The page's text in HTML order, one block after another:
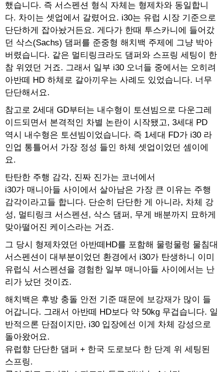
했습니다. 즉 서스펜션 형식 자체는 형제차와 동일합니
다. 차이는 셋업에서 갈렸어요. i30는 유럽 시장 기준으로
단단하게 잡아놨거든요. 게다가 한때 투스카니에 들어갔
던 삭스(Sachs) 댐퍼를 준중형 해치백 주제에 그냥 박아
버렸습니다. 같은 멀티링크라도 댐퍼와 스프링 세팅이 한
참 위였던 거죠. 그래서 일부 i30 오너들 중에서는 오히려
아반떼 HD 하체로 갈아끼우는 사례도 있었습니다. 너무
단단해서요.
참고로 2세대 GD부터는 내수형이 토션빔으로 다운그레
이드되면서 본격적인 차별 논란이 시작됐고, 3세대 PD
역시 내수형은 토션빔이었습니다. 즉 1세대 FD가 i30 라
인업 통틀어서 가장 정성 들인 하체 셋업이었던 셈이에
요.
탄탄한 주행 감각, 진짜 진가는 코너에서
i30가 매니아들 사이에서 살아남은 가장 큰 이유는 주행
감각이라고들 합니다. 단순히 단단한 게 아니라, 차체 강
성, 멀티링크 서스펜션, 삭스 댐퍼, 무게 배분까지 묘하게
맞아떨어진 케이스라는 거죠.
그 당시 형제차였던 아반떼HD를 포함해 물렁물렁 물침대
서스펜션이 대부분이었던 환경에서 i30가 탄생하니 이미
유럽식 서스펜션을 경험한 일부 매니아들 사이에서는 난
리가 났던 것이죠.
해치백은 후방 충돌 안전 기준 때문에 보강재가 많이 들
어갑니다. 그래서 아반떼 HD보다 약 50kg 무겁습니다. 일
반적으론 단점이지만, i30 입장에선 이게 차체 강성으로
돌아왔어요.
유럽향 단단한 댐퍼 + 한국 도로보다 한 단계 위 세팅된
스프링.